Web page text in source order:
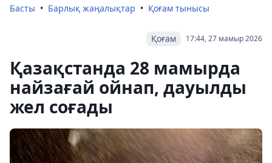
Басты Барлық жаңалықтар Қоғам тынысы
17:44, 27 мамыр 2026
Қоғам
Қазақстанда 28 мамырда
найзағай ойнап, дауылды
жел соғады